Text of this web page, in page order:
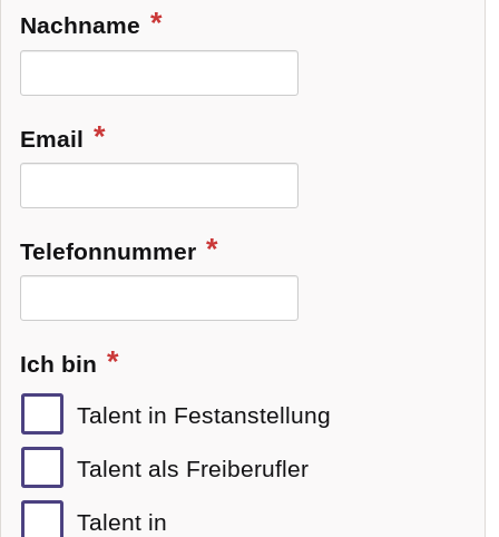
Nachname
Email
Telefonnummer
Ich bin
Talent in Festanstellung
Talent als Freiberufler
Talent in